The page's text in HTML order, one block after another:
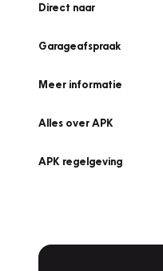
Direct naar
Garageafspraak
Meer informatie
Alles over APK
APK regelgeving